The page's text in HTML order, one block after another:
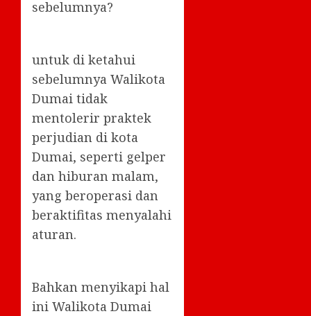
sebelumnya?
untuk di ketahui
sebelumnya Walikota
Dumai tidak
mentolerir praktek
perjudian di kota
Dumai, seperti gelper
dan hiburan malam,
yang beroperasi dan
beraktifitas menyalahi
aturan.
Bahkan menyikapi hal
ini Walikota Dumai